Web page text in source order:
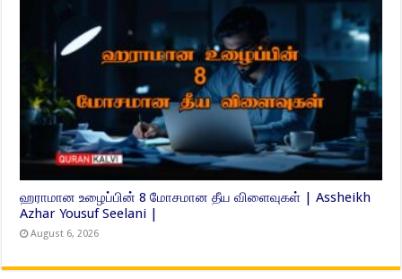
ஹராமான உழைப்பின் 8 மோசமான தீய விளைவுகள் | Assheikh
Azhar Yousuf Seelani |
August 6, 2026